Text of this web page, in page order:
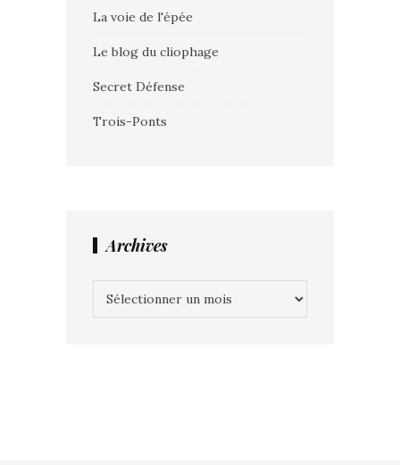
La voie de l'épée
Le blog du cliophage
Secret Défense
Trois-Ponts
Archives